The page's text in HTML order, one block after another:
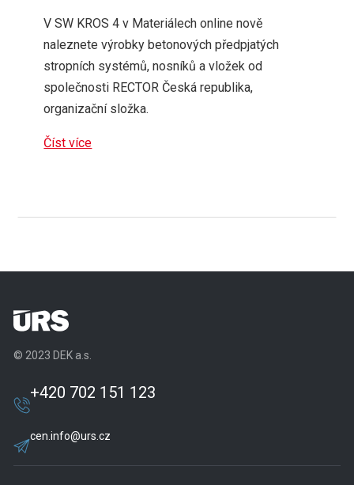
V SW KROS 4 v Materiálech online nově
naleznete výrobky betonových předpjatých
stropních systémů, nosníků a vložek od
společnosti RECTOR Česká republika,
organizační složka.
Číst více
© 2023 DEK a.s.
+420 702 151 123
cen.info@urs.cz